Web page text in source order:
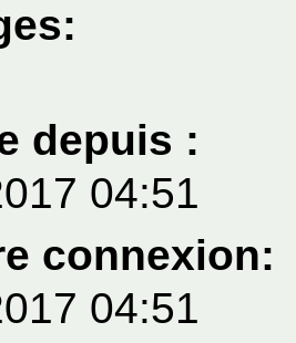
depuis :
04:51
connexion:
04:51